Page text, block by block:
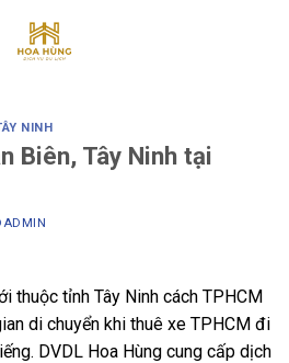
NINH
Biên, Tây Ninh tại
thuộc tỉnh Tây Ninh cách TPHCM
di chuyển khi thuê xe TPHCM đi
DVDL Hoa Hùng cung cấp dịch